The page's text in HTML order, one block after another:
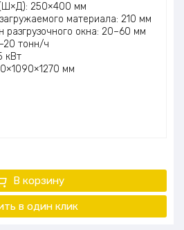
(Ш×Д): 250×400 мм
материала: 210 мм
разгрузочного окна: 20–60 мм
тонн/ч
кВт
мм
В корзину
в один клик